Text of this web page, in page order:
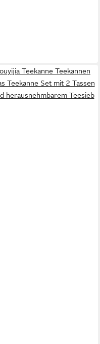
Teekanne Teekannen
Teekanne Set mit 2 Tassen
herausnehmbarem Teesieb